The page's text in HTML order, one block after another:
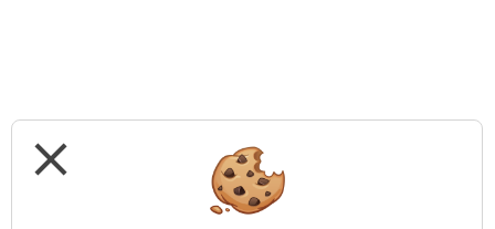
close